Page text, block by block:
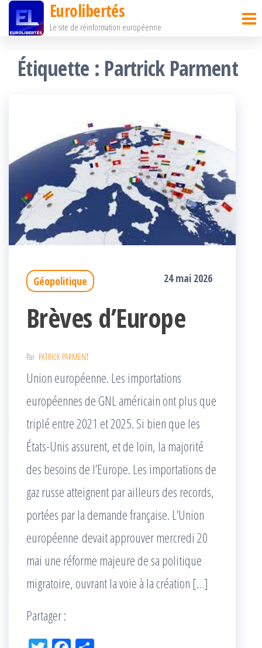
Passer
contenu
Eurolibertés
Le site de réinformation européenne
Étiquette : Partrick Parment
Géopolitique 24 mai 2026
Brèves d’Europe
Par PATRICK PARMENT
Union européenne. Les importations
européennes de GNL américain ont plus que
triplé entre 2021 et 2025. Si bien que les
États-Unis assurent, et de loin, la majorité
des besoins de l’Europe. Les importations de
gaz russe atteignent par ailleurs des records,
portées par la demande française. L’Union
européenne devait approuver mercredi 20
mai une réforme majeure de sa politique
migratoire, ouvrant la voie à la création […]
Partager :